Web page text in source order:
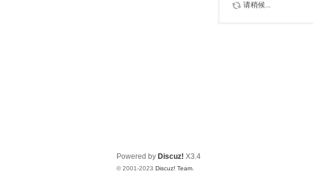
请稍候...
Powered by Discuz! X3.4
© 2001-2023 Discuz! Team